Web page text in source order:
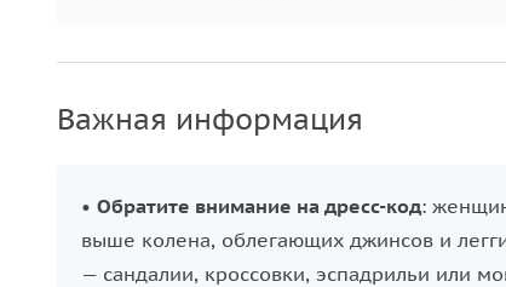
Важная информация
• Обратите внимание на дресс-код:
выше колена, облегающих джинсов и
— сандалии, кроссовки, эспадрильи или